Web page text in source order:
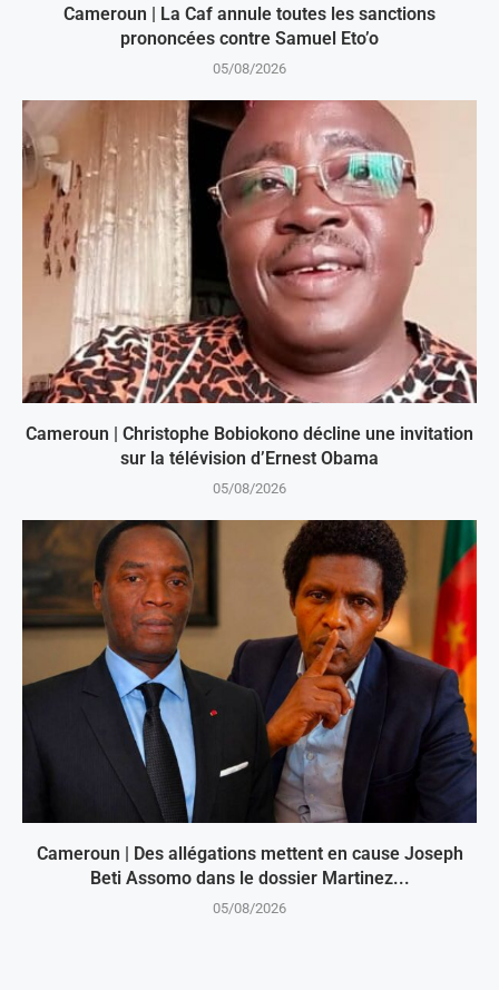
Cameroun | La Caf annule toutes les sanctions
prononcées contre Samuel Eto’o
05/08/2026
Cameroun | Christophe Bobiokono décline une invitation
sur la télévision d’Ernest Obama
05/08/2026
Cameroun | Des allégations mettent en cause Joseph
Beti Assomo dans le dossier Martinez...
05/08/2026